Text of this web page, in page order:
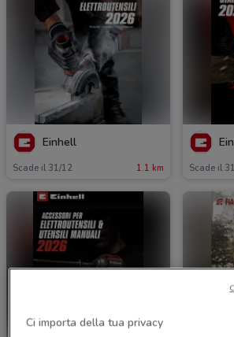
Einhell
Scade il 31/12 1.1 km Scade il
Ci importa della tua privacy